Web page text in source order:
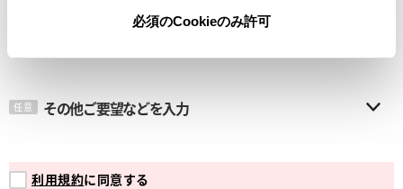
必須のCookieのみ許可
任意 その他ご要望などを入力
利用規約に同意する